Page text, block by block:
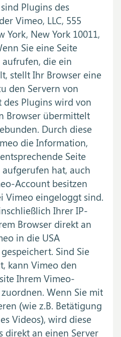
Plugins des
Vimeo, LLC, 555
York, New York 10011,
Sie eine Seite
die ein
stellt Ihr Browser eine
den Servern von
des Plugins wird von
Browser übermittelt
Durch diese
die Information,
Seite
hat, auch
Account besitzen
Vimeo eingeloggt sind.
Ihrer IP-
Browser direkt an
in die USA
Sind Sie
kann Vimeo den
Ihrem Vimeo-
Wenn Sie mit
(wie z.B. Betätigung
Videos), wird diese
direkt an einen Server